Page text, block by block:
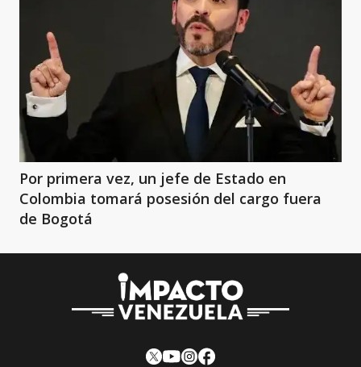
Por primera vez, un jefe de Estado en
Colombia tomará posesión del cargo fuera
de Bogotá